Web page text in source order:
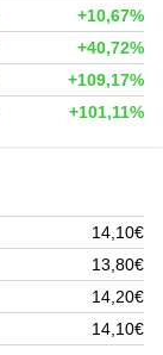
+10,67%
+40,72%
+109,17%
+101,11%
14,10€
13,80€
14,20€
14,10€